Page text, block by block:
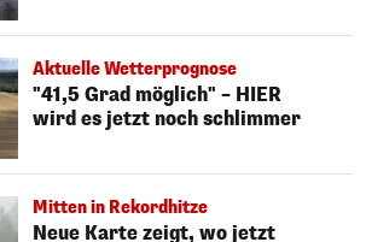
Aktuelle Wetterprognose
"41,5 Grad möglich" – HIER
wird es jetzt noch schlimmer
Mitten in Rekordhitze
Neue Karte zeigt, wo jetzt